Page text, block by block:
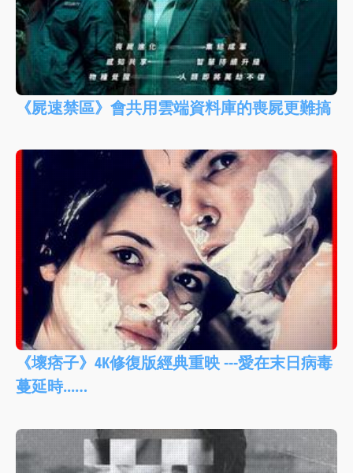
《屍速禁區》會共用雲端資料庫的喪屍更難搞
《壞痞子》4K修復版經典重映 ---愛在末日病毒
蔓延時...…